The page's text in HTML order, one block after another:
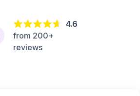
4.6
from 200+
reviews